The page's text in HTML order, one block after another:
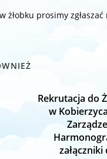
żłobku prosimy
Rekrutacja do
w